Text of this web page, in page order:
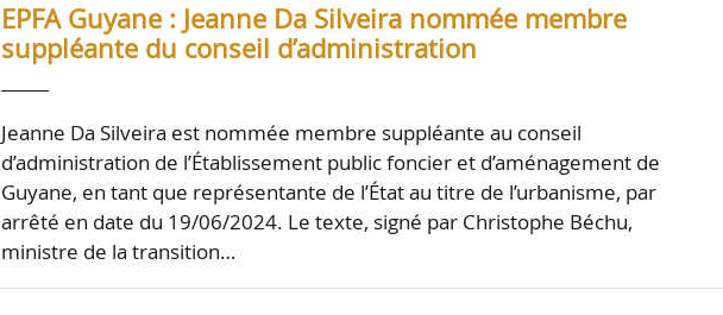
EPFA Guyane : Jeanne Da Silveira nommée membre
suppléante du conseil d’administration
Jeanne Da Silveira est nommée membre suppléante au conseil
d’administration de l’Établissement public foncier et d’aménagement de
Guyane, en tant que représentante de l’État au titre de l’urbanisme, par
arrêté en date du 19/06/2024. Le texte, signé par Christophe Béchu,
ministre de la transition…